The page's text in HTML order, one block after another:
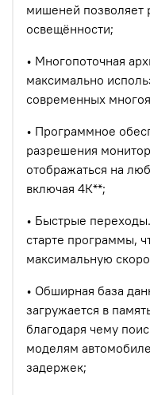
мишеней позволяет
освещённости;
• Многопоточная
максимально
современных
• Программное
разрешения
отображаться на
включая 4К**;
• Быстрые
старте программы,
максимальную
• Обширная база
загружается в
благодаря чему
моделям
задержек;